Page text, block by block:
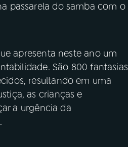
passarela do samba com o
apresenta neste ano um
São 800 fantasias
resultando em uma
as crianças e
a urgência da